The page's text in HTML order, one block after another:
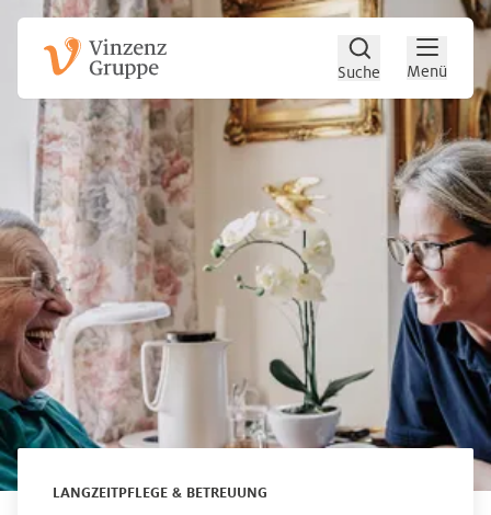
Zum Hauptinhalt
Zum Footer
Suche Menü
LANGZEITPFLEGE & BETREUUNG